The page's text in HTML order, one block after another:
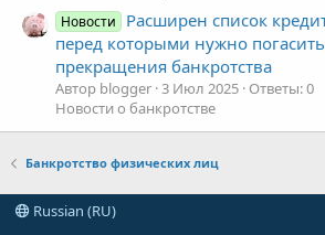
Новости
Расширен список
перед которыми нужно
прекращения банкротства
Автор blogger 3 Июл 2025 Ответы: 0
Новости о банкротстве
Банкротство физических лиц
Russian (RU)